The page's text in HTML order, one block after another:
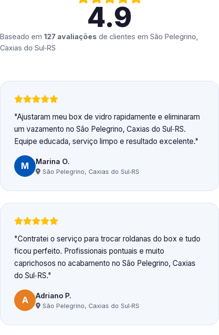
4.9
Baseado em 127 avaliações de clientes em São Pelegrino,
Caxias do Sul‑RS
Ajustaram meu box de vidro rapidamente e eliminaram
um vazamento no São Pelegrino, Caxias do Sul‑RS.
Equipe educada, serviço limpo e resultado excelente.
M Marina O.
São Pelegrino, Caxias do Sul‑RS
Contratei o serviço para trocar roldanas do box e tudo
ficou perfeito. Profissionais pontuais e muito
caprichosos no acabamento no São Pelegrino, Caxias
do Sul‑RS.
A Adriano P.
São Pelegrino, Caxias do Sul‑RS